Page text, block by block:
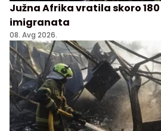
Južna Afrika vratila skoro
imigranata
08. Avg 2026.